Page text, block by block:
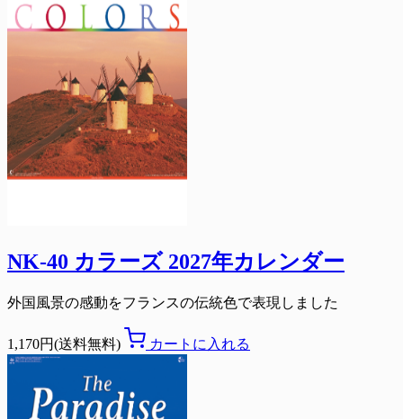
NK-40 カラーズ 2027年カレンダー
外国風景の感動をフランスの伝統色で表現しました
1,170円(送料無料) カートに入れる